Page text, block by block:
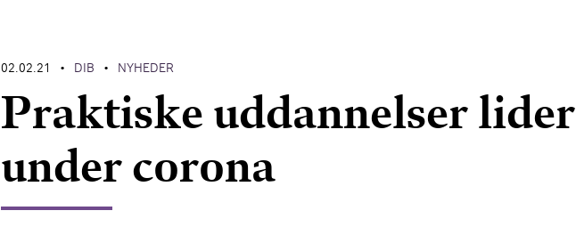
02.02.21 • DIB • NYHEDER
Praktiske uddannelser lider
under corona